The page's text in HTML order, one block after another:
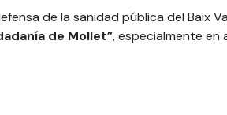
de la sanidad pública del Baix
de Mollet”, especialmente en